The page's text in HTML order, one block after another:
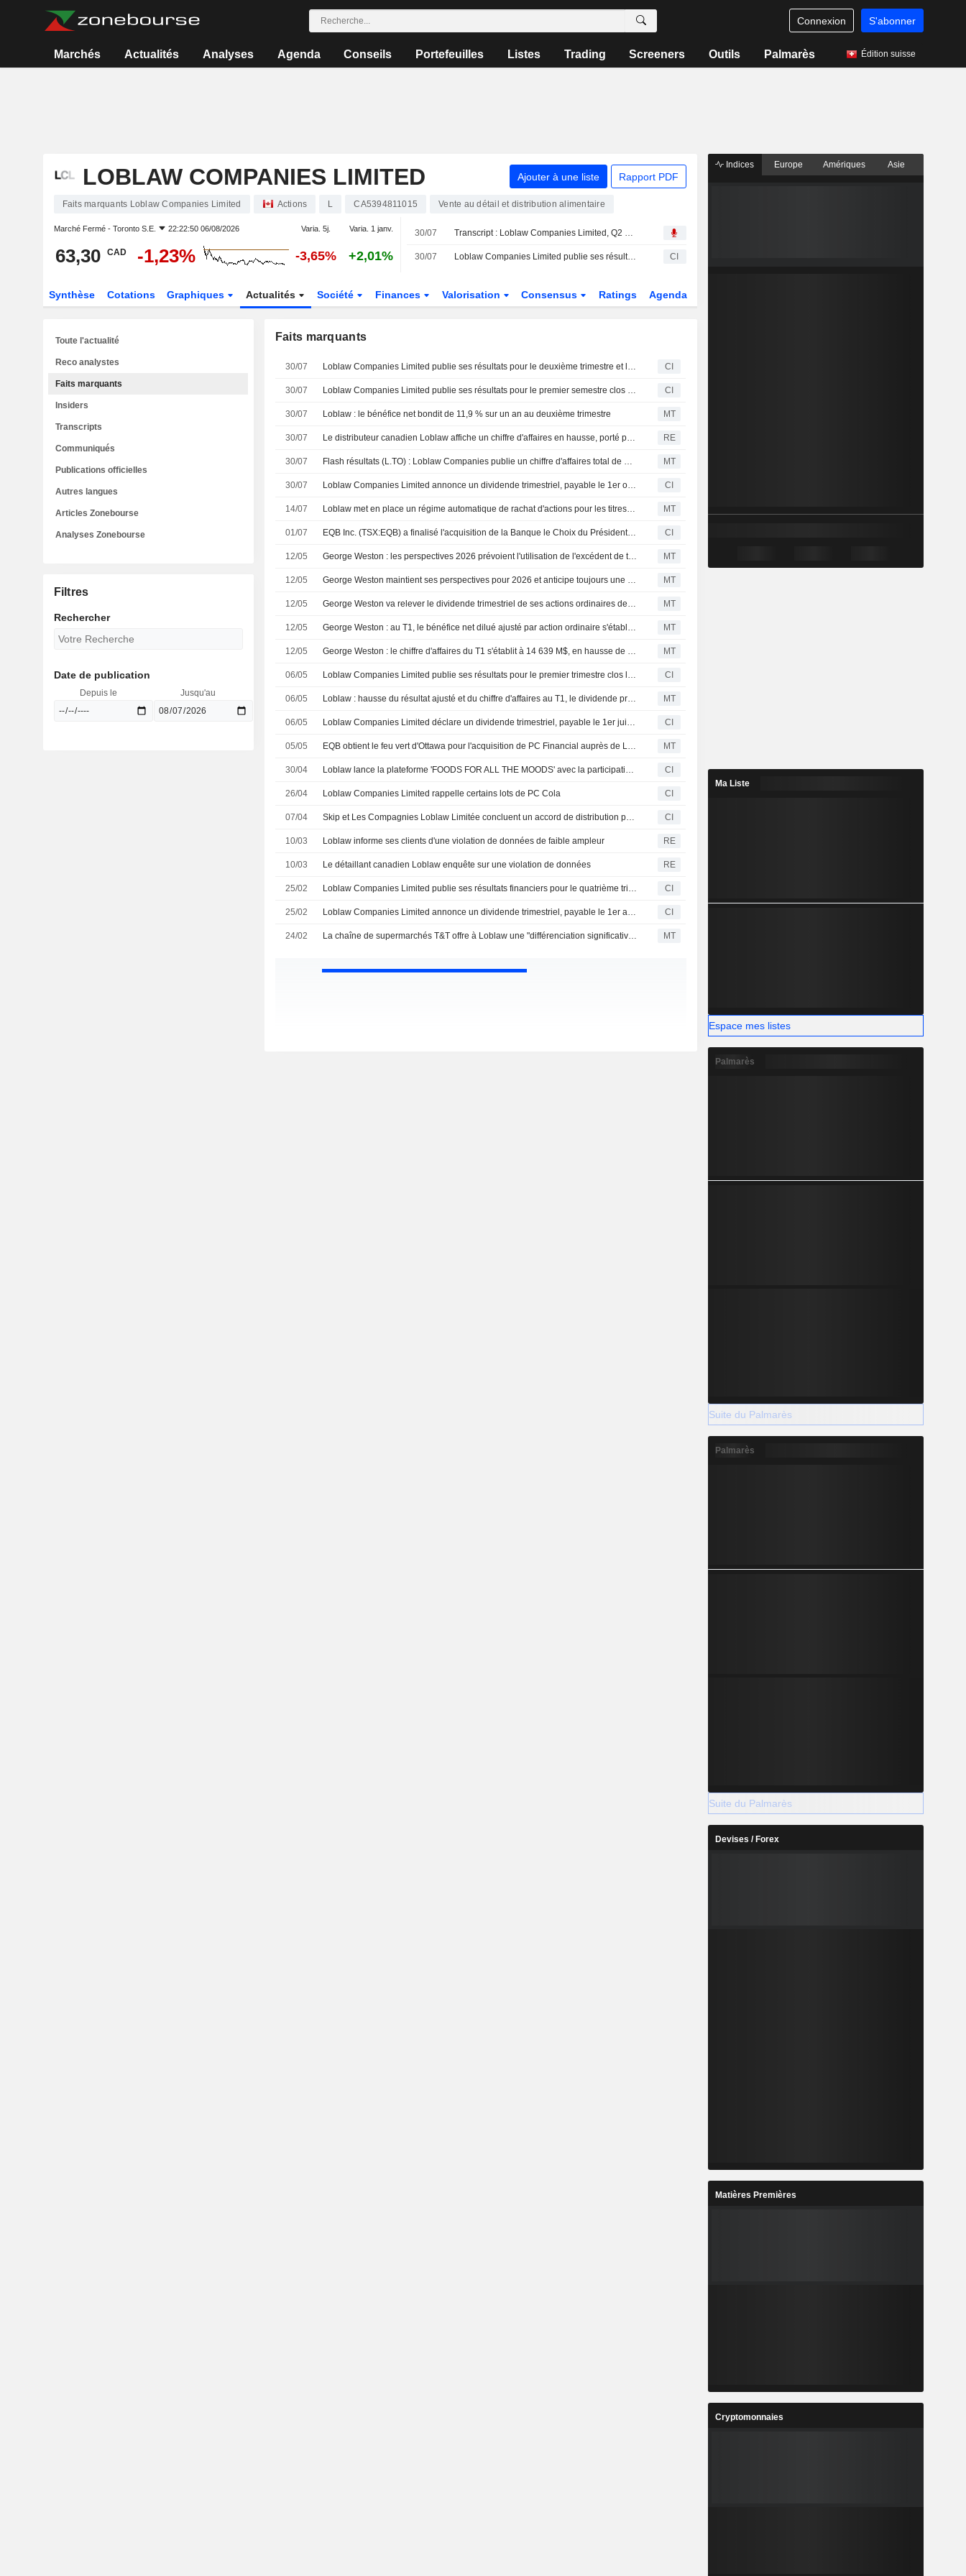
Connexion S'abonner
Marchés Actualités Analyses Agenda Conseils Portefeuilles Listes Trading Screeners Outils Palmarès Édition suisse
LOBLAW COMPANIES LIMITED Ajouter à une liste Rapport PDF
Faits marquants Loblaw Companies Limited Actions L CA5394811015 Vente au détail et distribution alimentaire
Marché Fermé - Toronto S.E. 22:22:50 06/08/2026 Varia. 5j. Varia. 1 janv.
63,30 CAD -1,23% -3,65% +2,01%
30/07 Transcript : Loblaw Companies Limited, Q2 2026 Earnings Call, Jul 30, 2026
30/07 Loblaw Companies Limited publie ses résultats pour le deuxième trimestre et le premier semestre clos le 20 juin 2026 CI
Synthèse Cotations Graphiques Actualités Société Finances Valorisation Consensus Ratings Agenda
Faits marquants
30/07 Loblaw Companies Limited publie ses résultats pour le deuxième trimestre et le premier semestre clos le 20 juin 2026 CI
30/07 Loblaw Companies Limited publie ses résultats pour le premier semestre clos le 30 juin 2026 CI
30/07 Loblaw : le bénéfice net bondit de 11,9 % sur un an au deuxième trimestre MT
30/07 Le distributeur canadien Loblaw affiche un chiffre d'affaires en hausse, porté par la demande de produits à bas prix RE
30/07 Flash résultats (L.TO) : Loblaw Companies publie un chiffre d'affaires total de 15,27 milliards de dollars canadiens au deuxième trimestre MT
30/07 Loblaw Companies Limited annonce un dividende trimestriel, payable le 1er octobre 2026 CI
14/07 Loblaw met en place un régime automatique de rachat d'actions pour les titres d'EQB MT
01/07 EQB Inc. (TSX:EQB) a finalisé l'acquisition de la Banque le Choix du Président auprès de Loblaw Companies Limited (TSX:L). CI
12/05 George Weston : les perspectives 2026 prévoient l'utilisation de l'excédent de trésorerie pour des rachats d'actions MT
12/05 George Weston maintient ses perspectives pour 2026 et anticipe toujours une hausse de son résultat net ajusté portée par ses segments d'exploitation MT
12/05 George Weston va relever le dividende trimestriel de ses actions ordinaires de 8.0% MT
12/05 George Weston : au T1, le bénéfice net dilué ajusté par action ordinaire s'établit à 0,91 $, en hausse de 0,05 $ ou 5,8 % MT
12/05 George Weston : le chiffre d'affaires du T1 s'établit à 14 639 M$, en hausse de 585 millions de dollars, soit 4,2 % MT
06/05 Loblaw Companies Limited publie ses résultats pour le premier trimestre clos le 28 mars 2026 CI
06/05 Loblaw : hausse du résultat ajusté et du chiffre d'affaires au T1, le dividende progresse de 10% MT
06/05 Loblaw Companies Limited déclare un dividende trimestriel, payable le 1er juillet 2026 CI
05/05 EQB obtient le feu vert d'Ottawa pour l'acquisition de PC Financial auprès de Loblaw MT
30/04 Loblaw lance la plateforme 'FOODS FOR ALL THE MOODS' avec la participation d'Antoni Porowski CI
26/04 Loblaw Companies Limited rappelle certains lots de PC Cola CI
07/04 Skip et Les Compagnies Loblaw Limitée concluent un accord de distribution pour la livraison de produits d'alimentation à l'échelle nationale CI
10/03 Loblaw informe ses clients d'une violation de données de faible ampleur RE
10/03 Le détaillant canadien Loblaw enquête sur une violation de données RE
25/02 Loblaw Companies Limited publie ses résultats financiers pour le quatrième trimestre clos le 3 janvier 2026 CI
25/02 Loblaw Companies Limited annonce un dividende trimestriel, payable le 1er avril 2026 CI
24/02 La chaîne de supermarchés T&T offre à Loblaw une "différenciation significative" face à ses concurrents, selon CIBC MT
Toute l'actualité
Reco analystes
Faits marquants
Insiders
Transcripts
Communiqués
Publications officielles
Autres langues
Articles Zonebourse
Analyses Zonebourse
Filtres
Rechercher
Date de publication
Depuis le Jusqu'au
Indices Europe Amériques Asie
Ma Liste
Espace mes listes
Palmarès
Suite du Palmarès
Palmarès
Suite du Palmarès
Devises / Forex
Matières Premières
Cryptomonnaies